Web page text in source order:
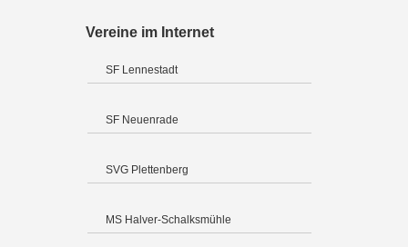
Vereine im Internet
SF Lennestadt
SF Neuenrade
SVG Plettenberg
MS Halver-Schalksmühle